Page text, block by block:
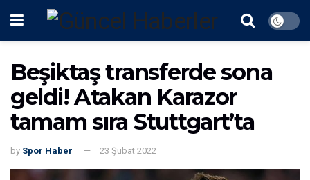
Beşiktaş transferde sona
geldi! Atakan Karazor
tamam sıra Stuttgart’ta
by Spor Haber 23 Şubat 2022